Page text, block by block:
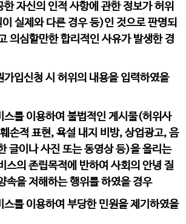
한 자신의 인적 사항에 관한 정보가 허위
실제와 다른 경우 등)인 것으로 판명되
의심할만한 합리적인 사유가 발생한 경
가입신청 시 허위의 내용을 입력하였을
스를 이용하여 불법적인 게시물(허위사
손적 표현, 욕설 내지 비방, 상업광고, 음
글이나 사진 또는 동영상 등)을 올리는
스의 존립목적에 반하여 사회의 안녕 질
속을 저해하는 행위를 하였을 경우
스를 이용하여 부당한 민원을 제기하였을